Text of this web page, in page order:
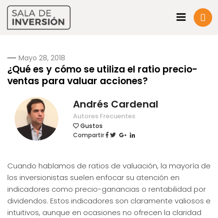
Mayo 28, 2018
¿Qué es y cómo se utiliza el ratio precio-
ventas para valuar acciones?
Andrés Cardenal
Autores Frecuentes
Gustos
Compartir
Cuando hablamos de ratios de valuación, la mayoría de
los inversionistas suelen enfocar su atención en
indicadores como precio-ganancias o rentabilidad por
dividendos. Estos indicadores son claramente valiosos e
intuitivos, aunque en ocasiones no ofrecen la claridad